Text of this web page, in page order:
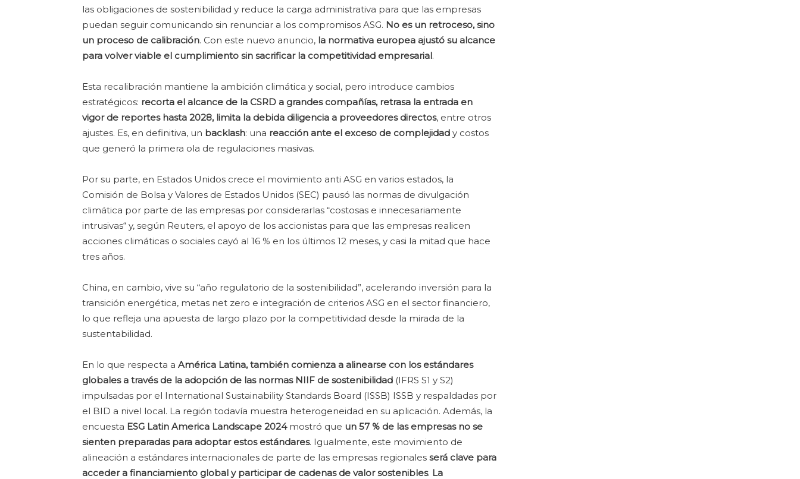
las obligaciones de sostenibilidad y reduce la carga administrativa para que las empresas
puedan seguir comunicando sin renunciar a los compromisos ASG. No es un retroceso, sino
un proceso de calibración. Con este nuevo anuncio, la normativa europea ajustó su alcance
para volver viable el cumplimiento sin sacrificar la competitividad empresarial.
Esta recalibración mantiene la ambición climática y social, pero introduce cambios
estratégicos: recorta el alcance de la CSRD a grandes compañías, retrasa la entrada en
vigor de reportes hasta 2028, limita la debida diligencia a proveedores directos, entre otros
ajustes. Es, en definitiva, un backlash: una reacción ante el exceso de complejidad y costos
que generó la primera ola de regulaciones masivas.
Por su parte, en Estados Unidos crece el movimiento anti ASG en varios estados, la
Comisión de Bolsa y Valores de Estados Unidos (SEC) pausó las normas de divulgación
climática por parte de las empresas por considerarlas “costosas e innecesariamente
intrusivas“ y, según Reuters, el apoyo de los accionistas para que las empresas realicen
acciones climáticas o sociales cayó al 16 % en los últimos 12 meses, y casi la mitad que hace
tres años.
China, en cambio, vive su “año regulatorio de la sostenibilidad”, acelerando inversión para la
transición energética, metas net zero e integración de criterios ASG en el sector financiero,
lo que refleja una apuesta de largo plazo por la competitividad desde la mirada de la
sustentabilidad.
En lo que respecta a América Latina, también comienza a alinearse con los estándares
globales a través de la adopción de las normas NIIF de sostenibilidad (IFRS S1 y S2)
impulsadas por el International Sustainability Standards Board (ISSB) ISSB y respaldadas por
el BID a nivel local. La región todavía muestra heterogeneidad en su aplicación. Además, la
encuesta ESG Latin America Landscape 2024mostró que un 57 % de las empresas no se
sienten preparadas para adoptar estos estándares. Igualmente, este movimiento de
alineación a estándares internacionales de parte de las empresas regionales será clave para
acceder a financiamiento global y participar de cadenas de valor sostenibles. La